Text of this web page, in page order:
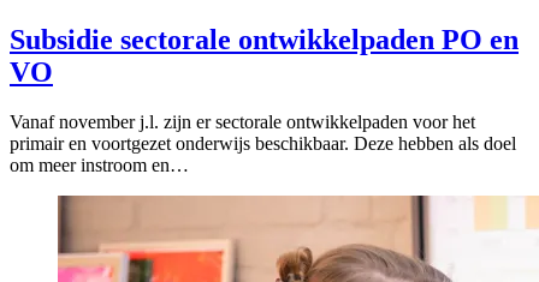
Subsidie sectorale ontwikkelpaden PO en
VO
Vanaf november j.l. zijn er sectorale ontwikkelpaden voor het
primair en voortgezet onderwijs beschikbaar. Deze hebben als doel
om meer instroom en…